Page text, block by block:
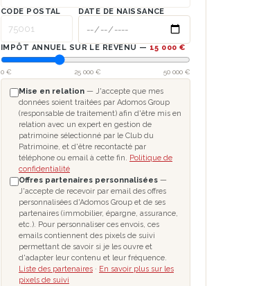
CODE POSTAL DATE DE NAISSANCE
IMPÔT ANNUEL SUR LE REVENU — 15 000 €
0 € 25 000 € 50 000 €
Mise en relation — J'accepte que mes
données soient traitées par Adomos Group
(responsable de traitement) afin d'être mis en
relation avec un expert en gestion de
patrimoine sélectionné par le Club du
Patrimoine, et d'être recontacté par
téléphone ou email à cette fin. Politique de
confidentialité
Offres partenaires personnalisées —
J'accepte de recevoir par email des offres
personnalisées d'Adomos Group et de ses
partenaires (immobilier, épargne, assurance,
etc.). Pour personnaliser ces envois, ces
emails contiennent des pixels de suivi
permettant de savoir si je les ouvre et
d'adapter leur contenu et leur fréquence.
Liste des partenaires · En savoir plus sur les
pixels de suivi